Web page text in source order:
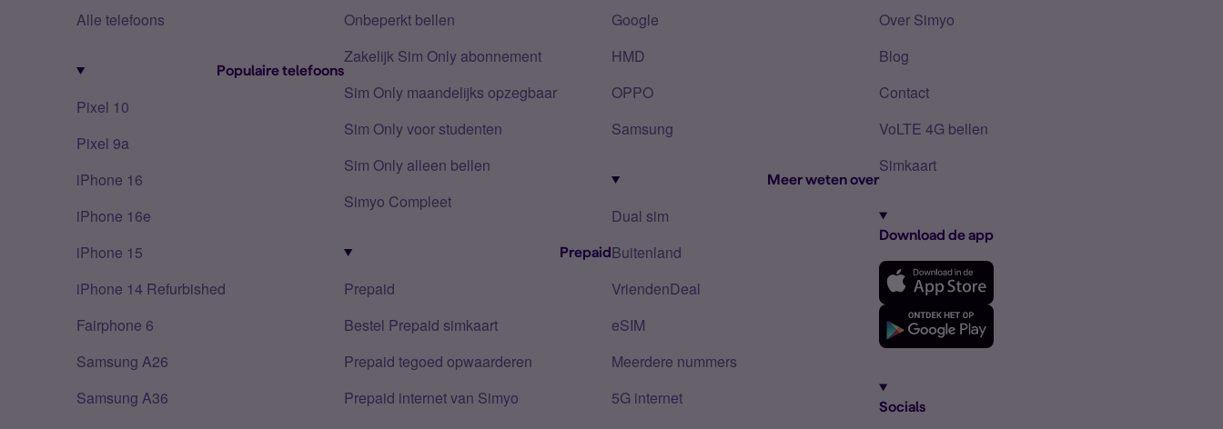
Alle telefoons
Populaire telefoons
Pixel 10
Pixel 9a
iPhone 16
iPhone 16e
iPhone 15
iPhone 14 Refurbished
Fairphone 6
Samsung A26
Samsung A36
Onbeperkt bellen
Zakelijk Sim Only abonnement
Sim Only maandelijks opzegbaar
Sim Only voor studenten
Sim Only alleen bellen
Simyo Compleet
Prepaid
Prepaid
Bestel Prepaid simkaart
Prepaid tegoed opwaarderen
Prepaid internet van Simyo
Google
HMD
OPPO
Samsung
Meer weten over
Dual sim
Buitenland
VriendenDeal
eSIM
Meerdere nummers
5G internet
Over Simyo
Blog
Contact
VoLTE 4G bellen
Simkaart
Download de app
Socials